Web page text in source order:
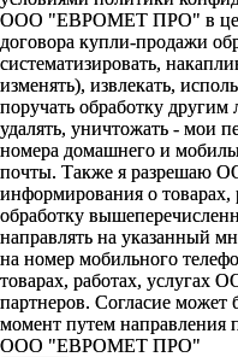
ООО "ЕВРОМЕТ ПРО" в
договора купли-продажи
систематизировать,
изменять), извлекать,
поручать обработку другим
удалять, уничтожать - мои
номера домашнего и
почты. Также я
информирования о товарах,
обработку
направлять на указанный
на номер мобильного
товарах, работах,
партнеров. Согласие
момент путем направления
ООО "ЕВРОМЕТ ПРО"